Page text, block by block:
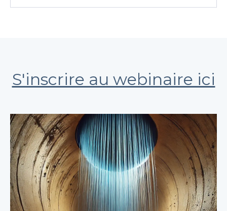
S'inscrire au webinaire ici